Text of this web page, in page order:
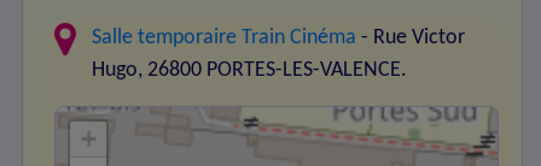
Salle temporaire Train Cinéma - Rue Victor
Hugo, 26800 PORTES-LES-VALENCE.
+